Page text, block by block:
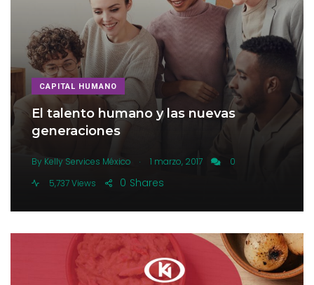
CAPITAL HUMANO
El talento humano y las nuevas
generaciones
By Kelly Services México . 1 marzo, 2017
0
5,737 Views
Shares
0